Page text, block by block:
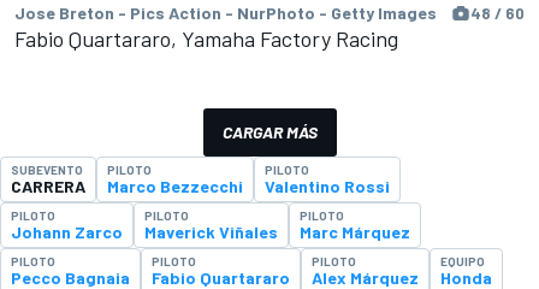
Jose Breton - Pics Action - NurPhoto - Getty Images 48 / 60
Fabio Quartararo, Yamaha Factory Racing
CARGAR MÁS
SUBEVENTO
CARRERA
PILOTO
Marco Bezzecchi
PILOTO
Valentino Rossi
PILOTO
Johann Zarco
PILOTO
Maverick Viñales
PILOTO
Marc Márquez
PILOTO
Pecco Bagnaia
PILOTO
Fabio Quartararo
PILOTO
Alex Márquez
EQUIPO
Honda